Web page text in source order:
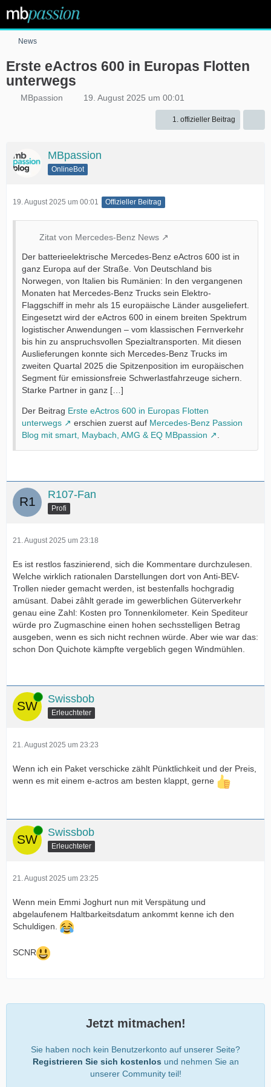
News
Erste eActros 600 in Europas Flotten
unterwegs
MBpassion 19. August 2025 um 00:01
1. offizieller Beitrag
MBpassion
OnlineBot
19. August 2025 um 00:01 Offizieller Beitrag
Zitat von Mercedes-Benz News
Der batterieelektrische Mercedes-Benz eActros 600 ist in
ganz Europa auf der Straße. Von Deutschland bis
Norwegen, von Italien bis Rumänien: In den vergangenen
Monaten hat Mercedes-Benz Trucks sein Elektro-
Flaggschiff in mehr als 15 europäische Länder ausgeliefert.
Eingesetzt wird der eActros 600 in einem breiten Spektrum
logistischer Anwendungen – vom klassischen Fernverkehr
bis hin zu anspruchsvollen Spezialtransporten. Mit diesen
Auslieferungen konnte sich Mercedes-Benz Trucks im
zweiten Quartal 2025 die Spitzenposition im europäischen
Segment für emissionsfreie Schwerlastfahrzeuge sichern.
Starke Partner in ganz […]
Der Beitrag Erste eActros 600 in Europas Flotten
unterwegs
erschien zuerst auf Mercedes-Benz Passion
Blog mit smart, Maybach, AMG & EQ MBpassion
R107-Fan
Profi
21. August 2025 um 23:18
Es ist restlos faszinierend, sich die Kommentare durchzulesen.
Welche wirklich rationalen Darstellungen dort von Anti-BEV-
Trollen nieder gemacht werden, ist bestenfalls hochgradig
amüsant. Dabei zâhlt gerade im gewerblichen Güterverkehr
genau eine Zahl: Kosten pro Tonnenkilometer. Kein Spediteur
würde pro Zugmaschine einen hohen sechsstelligen Betrag
ausgeben, wenn es sich nicht rechnen würde. Aber wie war das:
schon Don Quichote kämpfte vergeblich gegen Windmühlen.
Online Swissbob
Erleuchteter
21. August 2025 um 23:23
Wenn ich ein Paket verschicke zählt Pünktlichkeit und der Preis,
wenn es mit einem e-actros am besten klappt, gerne
Online Swissbob
Erleuchteter
21. August 2025 um 23:25
Wenn mein Emmi Joghurt nun mit Verspätung und
abgelaufenem Haltbarkeitsdatum ankommt kenne ich den
Schuldigen.
SCNR
Jetzt mitmachen!
Sie haben noch kein Benutzerkonto auf unserer Seite?
Registrieren Sie sich kostenlos und nehmen Sie an
unserer Community teil!